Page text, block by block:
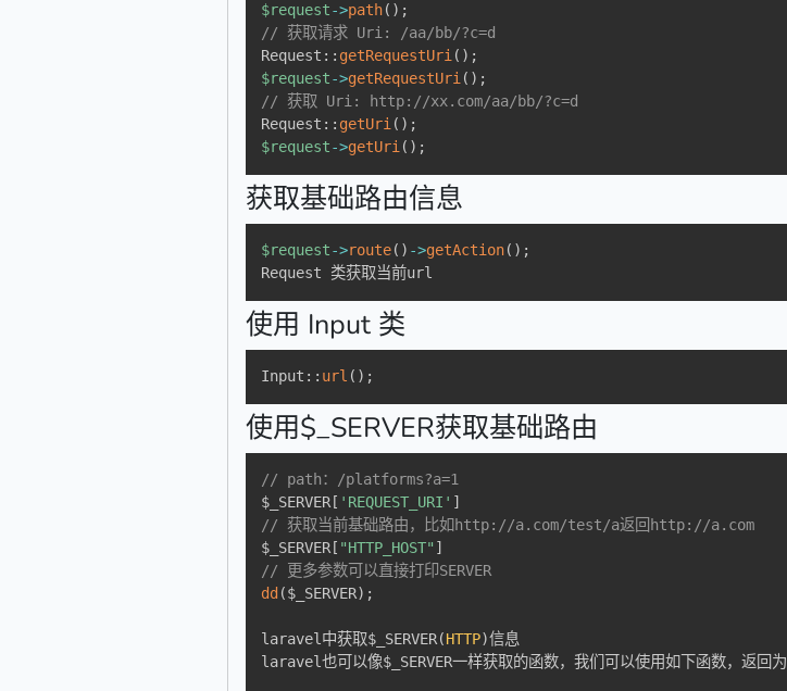
$request->path( ) ;
// 获取请求 Uri: /aa/bb/?c=d
Request :: getRequestUri( ) ;
$request->getRequestUri( ) ;
// 获取 Uri: http://xx.com/aa/bb/?c=d
Request :: getUri( ) ;
$request->getUri( ) ;
获取基础路由信息
$request->route( ) ->getAction( ) ;
Request 类获取当前url
使用 Input 类
Input :: url ( ) ;
使用$_SERVER获取基础路由
// path：/platforms?a=1
$_SERVER [ 'REQUEST_URI' ]
// 获取当前基础路由，比如http://a.com/test/a返回http://a.com
$_SERVER [ "HTTP_HOST" ]
// 更多参数可以直接打印SERVER
dd ($_SERVER) ;
laravel中获取$_SERVER(HTTP)信息
laravel也可以像$_SERVER一样获取的函数，我们可以使用如下函数，返回为